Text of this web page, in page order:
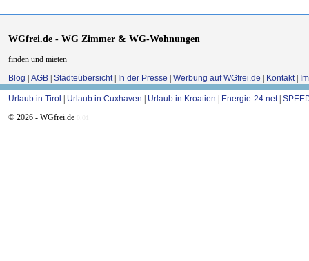
WGfrei.de - WG Zimmer & WG-Wohnungen
finden und mieten
Blog | AGB | Städteübersicht | In der Presse | Werbung auf WGfrei.de | Kontakt |
Urlaub in Tirol | Urlaub in Cuxhaven | Urlaub in Kroatien | Energie-24.net|
© 2026 - WGfrei.de